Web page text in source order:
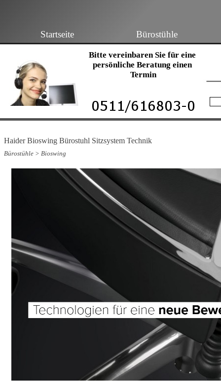
Startseite Bürostühle
Bitte vereinbaren Sie für eine
persönliche Beratung einen
Termin
Haider Bioswing Bürostuhl Sitzsystem Technik
Bürostühle >Bioswing